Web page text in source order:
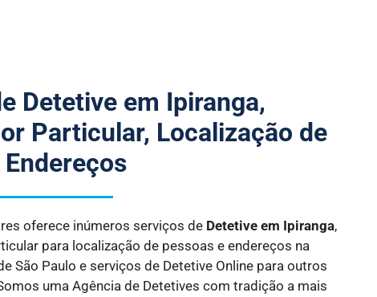
Detetive em Ipiranga,
Particular, Localização de
oferece inúmeros serviços de Detetiveem Ipiranga,
para localização de pessoas e endereços na
São Paulo e serviços de Detetive Online para outros
uma Agência de Detetives com tradição a mais